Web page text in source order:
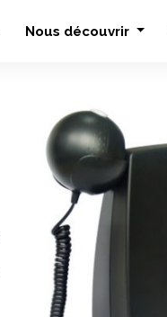
Nous découvrir